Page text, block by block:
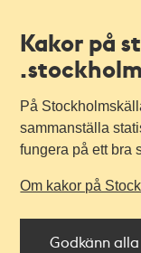
Kakor på
På
sammanställa
fungera på ett bra
Om kakor på
Godkänn